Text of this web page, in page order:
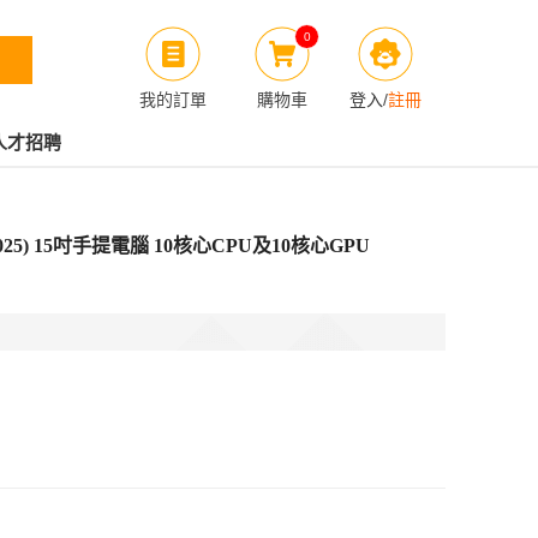
我的訂單
0
購物車 登入/註冊
才招聘
15吋手提電腦 10核心CPU及10核心GPU